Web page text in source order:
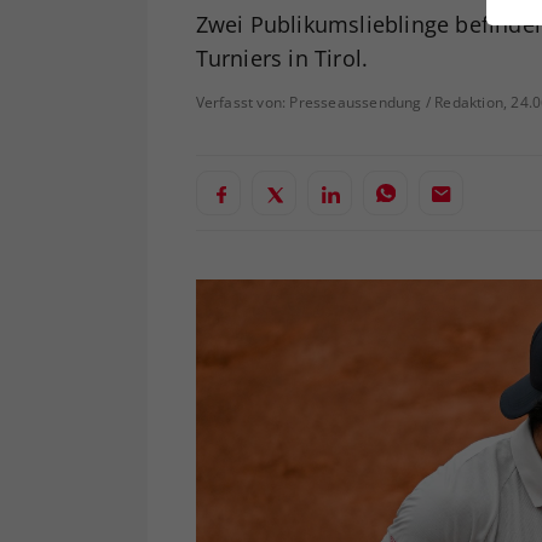
Zwei Publikumslieblinge
Turniers in Tirol.
Verfasst von: Presseaussendung / Redaktion,